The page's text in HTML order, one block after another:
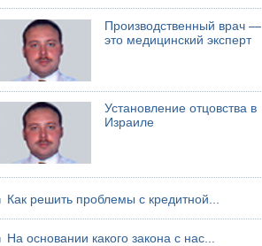
России горят новые склады
Производственный врач —
это медицинский эксперт
Установление отцовства в
Израиле
Как решить проблемы с кредитной...
На основании какого закона с нас...